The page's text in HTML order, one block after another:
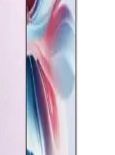
giriş seviyesi
ve 3000 mAh
ve Kamera
gibi çeşitli akıllı
özellikleri
faktörler inceleniyor.